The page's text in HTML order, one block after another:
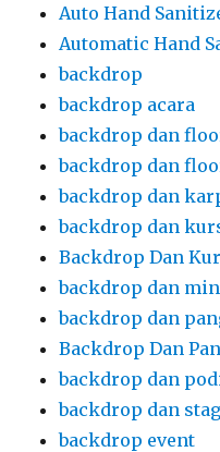
Auto Hand
Automatic Hand
backdrop
backdrop acara
backdrop dan
backdrop dan
backdrop dan
backdrop dan
Backdrop Dan
backdrop dan
backdrop dan
Backdrop Dan
backdrop dan
backdrop dan
backdrop event